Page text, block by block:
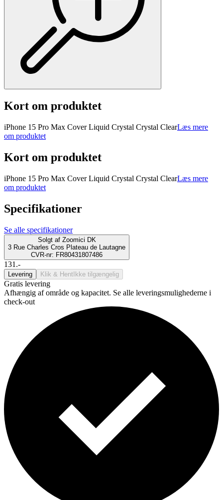
Kort om produktet
iPhone 15 Pro Max Cover Liquid Crystal Crystal ClearLæs mere
om produktet
Kort om produktet
iPhone 15 Pro Max Cover Liquid Crystal Crystal ClearLæs mere
om produktet
Specifikationer
Se alle specifikationer
Solgt af Zoomici DK
3 Rue Charles Cros Plateau de Lautagne
CVR-nr: FR80431807486
131.-
Levering Klik & Hent Ikke tilgængelig
Gratis levering
Afhængig af område og kapacitet. Se alle leveringsmulighederne i
check-out